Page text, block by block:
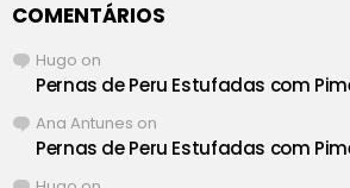
COMENTÁRIOS
Hugo on
Pernas de Peru Estufadas com
Ana Antunes on
Pernas de Peru Estufadas com